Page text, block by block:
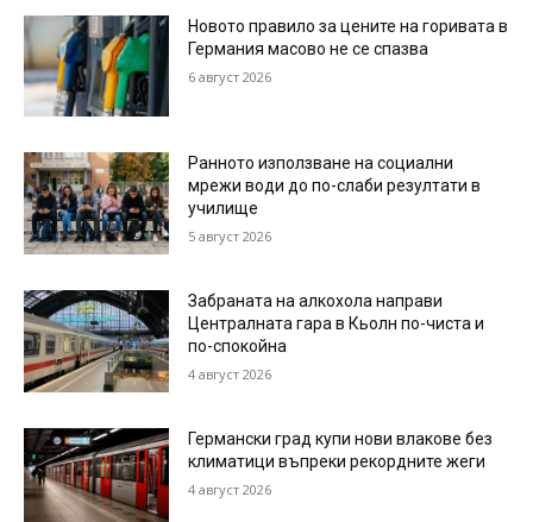
Новото правило за цените на горивата в
Германия масово не се спазва
6 август 2026
Ранното използване на социални
мрежи води до по-слаби резултати в
училище
5 август 2026
Забраната на алкохола направи
Централната гара в Кьолн по-чиста и
по-спокойна
4 август 2026
Германски град купи нови влакове без
климатици въпреки рекордните жеги
4 август 2026